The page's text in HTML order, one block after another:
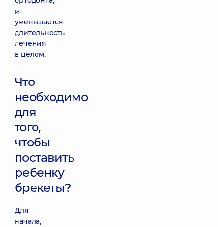
и
уменьшается
длительность
лечения
в целом.
Что
необходимо
для
того,
чтобы
поставить
ребенку
брекеты?
Для
начала,